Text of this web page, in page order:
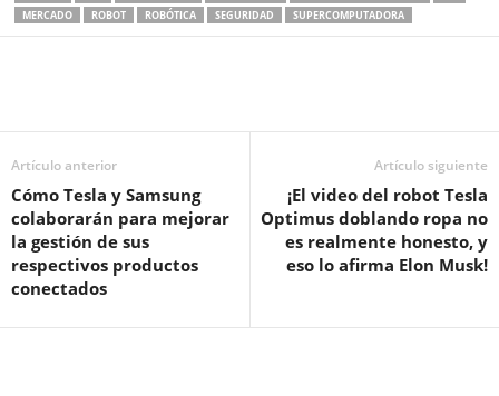
MERCADO
ROBOT ROBÓTICA SEGURIDAD SUPERCOMPUTADORA
Artículo anterior
Cómo Tesla y Samsung
colaborarán para mejorar
la gestión de sus
respectivos productos
conectados
Artículo siguiente
¡El video del robot Tesla
Optimus doblando ropa no
es realmente honesto, y
eso lo afirma Elon Musk!